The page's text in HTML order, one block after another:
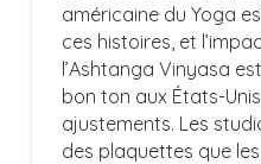
américaine du Yoga
ces histoires, et
l’Ashtanga Vinyasa
bon ton aux États-Unis
ajustements. Les
des plaquettes que